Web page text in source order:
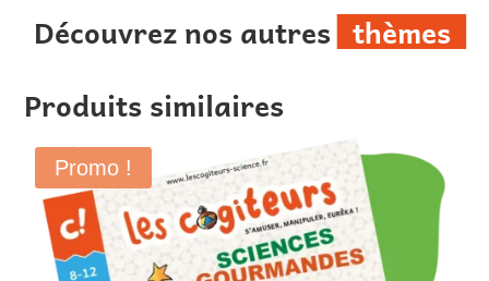
Découvrez nos autres thèmes
Produits similaires
Promo !